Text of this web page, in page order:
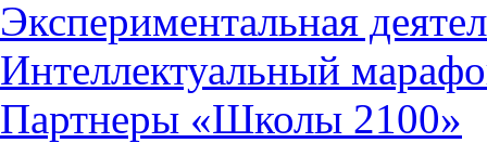
Экспериментальная
Интеллектуальный
Партнеры «Школы 2100»